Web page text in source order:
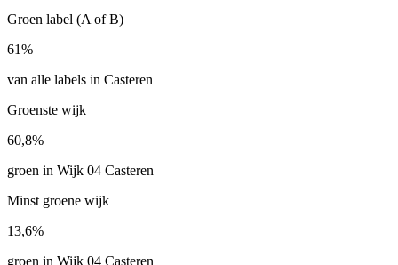
Groen label (A of B)
61%
van alle labels in Casteren
Groenste wijk
60,8%
groen in Wijk 04 Casteren
Minst groene wijk
13,6%
groen in Wijk 04 Casteren